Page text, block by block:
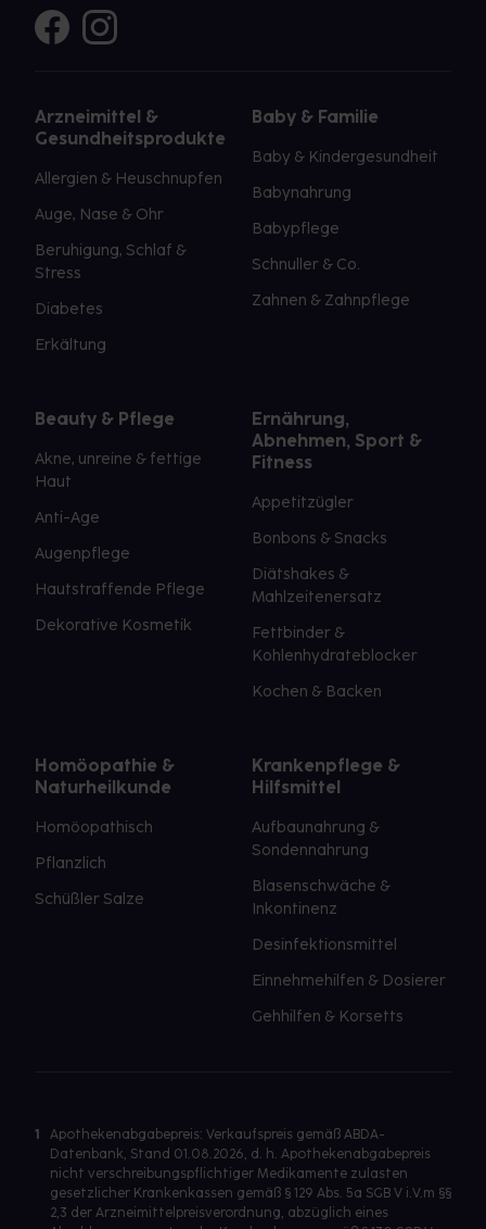
Arzneimittel &
Gesundheitsprodukte
Allergien & Heuschnupfen
Auge, Nase & Ohr
Beruhigung, Schlaf &
Stress
Diabetes
Erkältung
Baby & Familie
Baby & Kindergesundheit
Babynahrung
Babypflege
Schnuller & Co.
Zahnen & Zahnpflege
Beauty & Pflege
Akne, unreine & fettige
Haut
Anti-Age
Augenpflege
Hautstraffende Pflege
Dekorative Kosmetik
Ernährung,
Abnehmen, Sport &
Fitness
Appetitzügler
Bonbons & Snacks
Diätshakes &
Mahlzeitenersatz
Fettbinder &
Kohlenhydrateblocker
Kochen & Backen
Homöopathie &
Naturheilkunde
Homöopathisch
Pflanzlich
Schüßler Salze
Krankenpflege &
Hilfsmittel
Aufbaunahrung &
Sondennahrung
Blasenschwäche &
Inkontinenz
Desinfektionsmittel
Einnehmehilfen & Dosierer
Gehhilfen & Korsetts
1
Apothekenabgabepreis: Verkaufspreis gemäß ABDA-
Datenbank, Stand 01.08.2026, d. h. Apothekenabgabepreis
nicht verschreibungspflichtiger Medikamente zulasten
gesetzlicher Krankenkassen gemäß § 129 Abs. 5a SGB V i.V.m §§
2,3 der Arzneimittelpreisverordnung, abzüglich eines